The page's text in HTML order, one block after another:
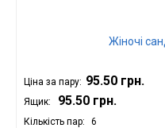
Жіночі
Ціна за пару: 95.50 грн.
Ящик: 95.50 грн.
Кількість пар
6